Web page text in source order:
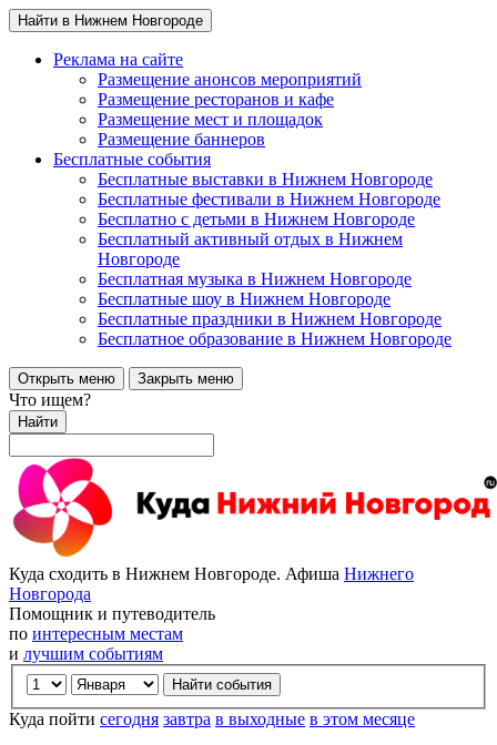
Найти в Нижнем Новгороде
Реклама на сайте
Размещение анонсов мероприятий
Размещение ресторанов и кафе
Размещение мест и площадок
Размещение баннеров
Бесплатные события
Бесплатные выставки в Нижнем Новгороде
Бесплатные фестивали в Нижнем Новгороде
Бесплатно с детьми в Нижнем Новгороде
Бесплатный активный отдых в Нижнем
Новгороде
Бесплатная музыка в Нижнем Новгороде
Бесплатные шоу в Нижнем Новгороде
Бесплатные праздники в Нижнем Новгороде
Бесплатное образование в Нижнем Новгороде
Открыть меню Закрыть меню
Что ищем?
Найти
Куда сходить в Нижнем Новгороде. Афиша Нижнего
Новгорода
Помощник и путеводитель
по интересным местам
и лучшим событиям
Куда пойти сегодня завтра в выходные в этом месяце